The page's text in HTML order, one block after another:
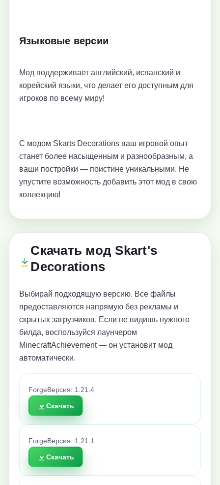
Языковые версии
Мод поддерживает английский, испанский и
корейский языки, что делает его доступным для
игроков по всему миру!
С модом Skarts Decorations ваш игровой опыт
станет более насыщенным и разнообразным, а
ваши постройки — поистине уникальными. Не
упустите возможность добавить этот мод в свою
коллекцию!
Скачать мод Skart's
Decorations
Выбирай подходящую версию. Все файлы
предоставляются напрямую без рекламы и
скрытых загрузчиков. Если не видишь нужного
билда, воспользуйся лаунчером
MinecraftAchievement — он установит мод
автоматически.
Forge Версия: 1.21.4
Скачать
Forge Версия: 1.21.1
Скачать